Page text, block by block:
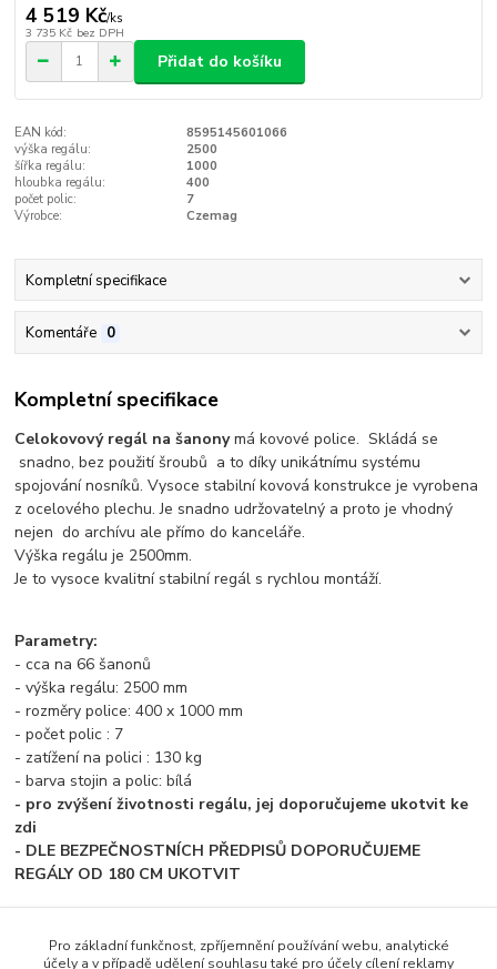
4 519 Kč/ks
3 735 Kč bez DPH
Přidat do košíku
EAN kód:
8595145601066
výška regálu:
2500
šířka regálu:
1000
hloubka regálu:
400
počet polic:
7
Výrobce:
Czemag
Kompletní specifikace
Komentáře 0
Kompletní specifikace
Celokovový regál na šanonymá kovové police. Skládá se
snadno, bez použití šroubů a to díky unikátnímu systému
spojování nosníků. Vysoce stabilní kovová konstrukce je vyrobena
z ocelového plechu. Je snadno udržovatelný a proto je vhodný
nejen do archívu ale přímo do kanceláře.
Výška regálu je 2500mm.
Je to vysoce kvalitní stabilní regál s rychlou montáží.
Parametry:
- cca na 66 šanonů
- výška regálu: 2500 mm
- rozměry police: 400 x 1000 mm
- počet polic : 7
- zatížení na polici : 130 kg
- barva stojin a polic: bílá
- pro zvýšení životnosti regálu, jej doporučujeme ukotvit ke
zdi
- DLE BEZPEČNOSTNÍCH PŘEDPISŮ DOPORUČUJEME
REGÁLY OD 180 CM UKOTVIT
Pro základní funkčnost, zpříjemnění používání webu, analytické
účely a v případě udělení souhlasu také pro účely cílení reklamy